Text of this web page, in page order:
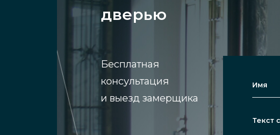
дверью
Бесплатная
консультация
и выезд замерщика